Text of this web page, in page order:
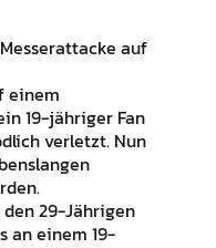
auf
einem
19-jähriger Fan
verletzt. Nun
29-Jährigen
an einem 19-